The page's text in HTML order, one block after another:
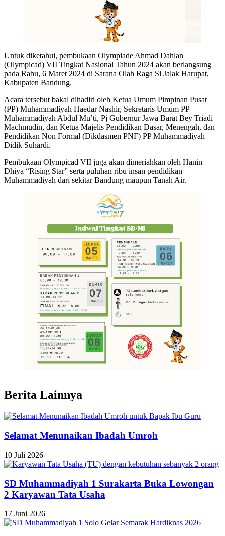
Untuk diketahui, pembukaan Olympiade Ahmad Dahlan
(Olympicad) VII Tingkat Nasional Tahun 2024 akan berlangsung
pada Rabu, 6 Maret 2024 di Sarana Olah Raga Si Jalak Harupat,
Kabupaten Bandung.
Acara tersebut bakal dihadiri oleh Ketua Umum Pimpinan Pusat
(PP) Muhammadiyah Haedar Nashir, Sekretaris Umum PP
Muhammadiyah Abdul Mu’ti, Pj Gubernur Jawa Barat Bey Triadi
Machmudin, dan Ketua Majelis Pendidikan Dasar, Menengah, dan
Pendidikan Non Formal (Dikdasmen PNF) PP Muhammadiyah
Didik Suhardi.
Pembukaan Olympicad VII juga akan dimeriahkan oleh Hanin
Dhiya “Rising Star” serta puluhan ribu insan pendidikan
Muhammadiyah dari sekitar Bandung maupun Tanah Air.
Berita Lainnya
Selamat Menunaikan Ibadah Umroh
10 Juli 2026
SD Muhammadiyah 1 Surakarta Buka Lowongan
2 Karyawan Tata Usaha
17 Juni 2026